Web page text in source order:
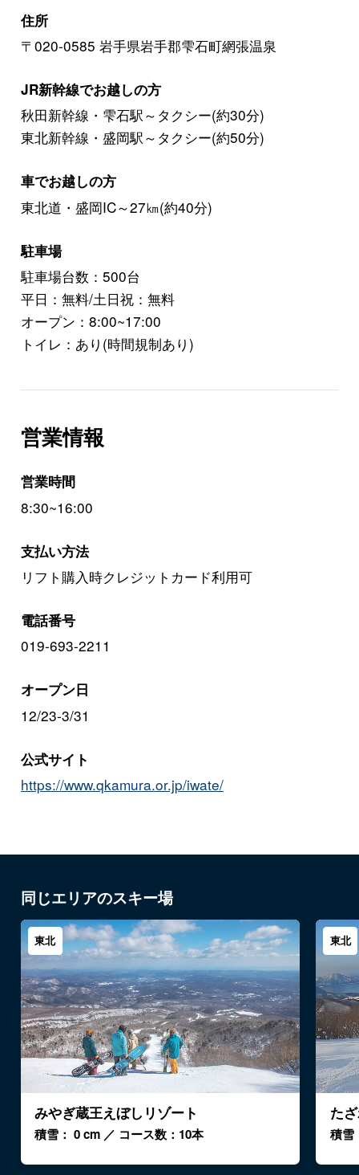
住所
〒020-0585 岩手県岩手郡雫石町網張温泉
JR新幹線でお越しの方
秋田新幹線・雫石駅～タクシー(約30分)
東北新幹線・盛岡駅～タクシー(約50分)
車でお越しの方
東北道・盛岡IC～27㎞(約40分)
駐車場
駐車場台数：500台
平日：無料/土日祝：無料
オープン：8:00~17:00
トイレ：あり(時間規制あり)
営業情報
営業時間
8:30~16:00
支払い方法
リフト購入時クレジットカード利用可
電話番号
019-693-2211
オープン日
12/23-3/31
公式サイト
https://www.qkamura.or.jp/iwate/
同じエリアのスキー場
東北
みやぎ蔵王えぼしリゾート
積雪： 0 cm ／ コース数：10本
東北
た
積雪